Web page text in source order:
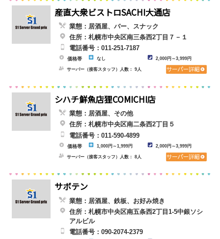
産直大衆ビストロSACHI大通店
業態：居酒屋、バー、スナック
住所：札幌市中央区南三条西2丁目７－１
電話番号：011-251-7187
価格帯 なし 2,000円～3,999円
サーバー（接客スタッフ）人数： 9人
シハチ鮮魚店狸COMICHI店
業態：居酒屋、その他
住所：札幌市中央区南二条西2丁目５
電話番号：011-590-4899
価格帯 1,000円～1,999円 2,000円～3,999円
サーバー（接客スタッフ）人数： 8人
サボテン
業態：居酒屋、鉄板、お好み焼き
住所：札幌市中央区南五条西2丁目1-5中銀ソシ
アルビル
電話番号：090-2074-2379